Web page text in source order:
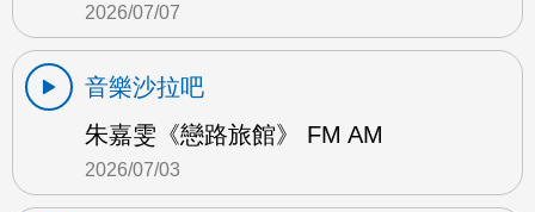
2026/07/07
音樂沙拉吧
朱嘉雯《戀路旅館》 FM AM
2026/07/03